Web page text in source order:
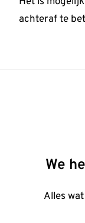
achteraf te
We
Alles